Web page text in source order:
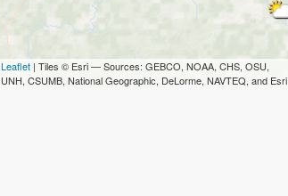
Leaflet | Tiles © Esri — Sources: GEBCO, NOAA, CHS, OSU,
UNH, CSUMB, National Geographic, DeLorme, NAVTEQ, and Esri